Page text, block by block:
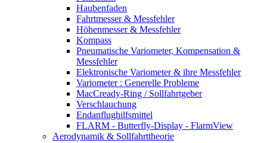
Haubenfaden
Fahrtmesser & Messfehler
Höhenmesser & Messfehler
Kompass
Pneumatische Variometer, Kompensation &
Messfehler
Elektronische Variometer & ihre Messfehler
Variometer : Generelle Probleme
MacCready-Ring / Sollfahrtgeber
Verschlauchung
Endanflughilfsmittel
FLARM - Butterfly-Display - FlarmView
Aerodynamik & Sollfahrttheorie